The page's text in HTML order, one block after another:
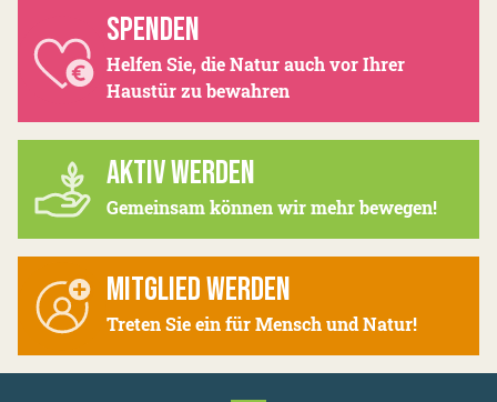
SPENDEN
Helfen Sie, die Natur auch vor Ihrer
Haustür zu bewahren
AKTIV WERDEN
Gemeinsam können wir mehr bewegen!
MITGLIED WERDEN
Treten Sie ein für Mensch und Natur!